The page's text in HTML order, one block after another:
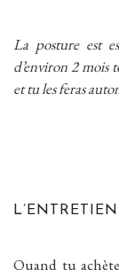
La posture est
d’environ 2 mois
et tu les feras
L’ENTRETIEN
Quand tu